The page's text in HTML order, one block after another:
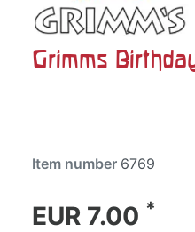
Grimms
Item number 6769
EUR 7.00 *